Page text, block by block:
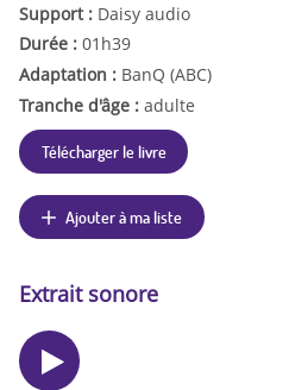
Support : Daisy audio
Durée : 01h39
Adaptation : BanQ (ABC)
Tranche d'âge : adulte
Télécharger le livre
Ajouter à ma liste
Extrait sonore